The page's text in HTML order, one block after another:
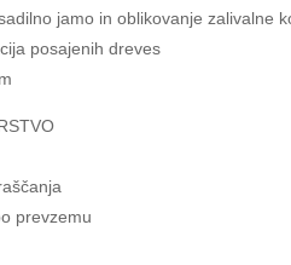
jamo in oblikovanje zalivalne
posajenih dreves
prevzemu